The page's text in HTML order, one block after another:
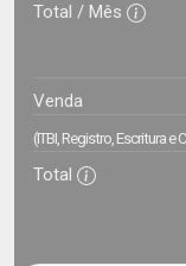
Total / Mês
Venda
(ITBI, Registro, Escritura e
Total